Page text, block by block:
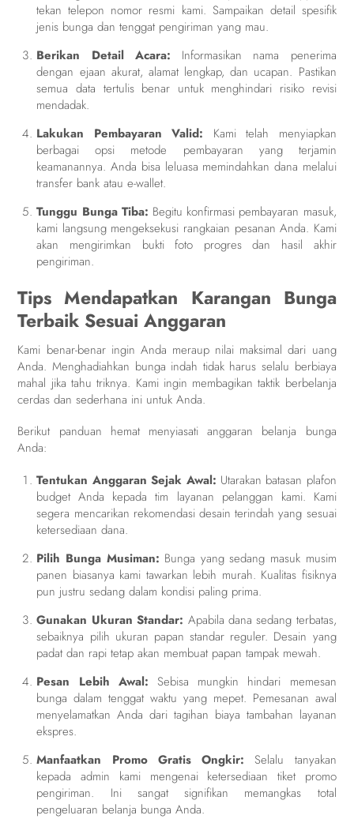
tekan telepon nomor resmi kami. Sampaikan detail spesifik
jenis bunga dan tenggat pengiriman yang mau.
Berikan Detail Acara: Informasikan nama penerima
dengan ejaan akurat, alamat lengkap, dan ucapan. Pastikan
semua data tertulis benar untuk menghindari risiko revisi
mendadak.
Lakukan Pembayaran Valid: Kami telah menyiapkan
berbagai opsi metode pembayaran yang terjamin
keamanannya. Anda bisa leluasa memindahkan dana melalui
transfer bank atau e-wallet.
Tunggu Bunga Tiba: Begitu konfirmasi pembayaran masuk,
kami langsung mengeksekusi rangkaian pesanan Anda. Kami
akan mengirimkan bukti foto progres dan hasil akhir
pengiriman.
Tips Mendapatkan Karangan Bunga
Terbaik Sesuai Anggaran
Kami benar-benar ingin Anda meraup nilai maksimal dari uang
Anda. Menghadiahkan bunga indah tidak harus selalu berbiaya
mahal jika tahu triknya. Kami ingin membagikan taktik berbelanja
cerdas dan sederhana ini untuk Anda.
Berikut panduan hemat menyiasati anggaran belanja bunga
Anda:
Tentukan Anggaran Sejak Awal: Utarakan batasan plafon
budget Anda kepada tim layanan pelanggan kami. Kami
segera mencarikan rekomendasi desain terindah yang sesuai
ketersediaan dana.
Pilih Bunga Musiman: Bunga yang sedang masuk musim
panen biasanya kami tawarkan lebih murah. Kualitas fisiknya
pun justru sedang dalam kondisi paling prima.
Gunakan Ukuran Standar: Apabila dana sedang terbatas,
sebaiknya pilih ukuran papan standar reguler. Desain yang
padat dan rapi tetap akan membuat papan tampak mewah.
Pesan Lebih Awal: Sebisa mungkin hindari memesan
bunga dalam tenggat waktu yang mepet. Pemesanan awal
menyelamatkan Anda dari tagihan biaya tambahan layanan
ekspres.
Manfaatkan Promo Gratis Ongkir: Selalu tanyakan
kepada admin kami mengenai ketersediaan tiket promo
pengiriman. Ini sangat signifikan memangkas total
pengeluaran belanja bunga Anda.